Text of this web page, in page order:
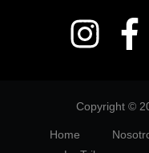
Copyright ©
Home